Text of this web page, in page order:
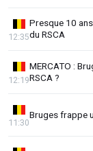
Presque 10
du RSCA
12:35
MERCATO :
RSCA ?
12:19
Bruges frappe
11:30